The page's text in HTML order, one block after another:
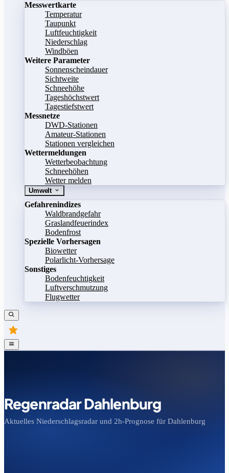
Messwertkarte
Temperatur
Taupunkt
Luftfeuchtigkeit
Niederschlag
Windböen
Weitere Parameter
Sonnenscheindauer
Sichtweite
Schneehöhe
Tageshöchstwert
Tagestiefstwert
Messnetze
DWD-Stationen
Amateur-Stationen
Stationen vergleichen
Wettermeldungen
Wetterbeobachtung
Schneehöhen
Wetter melden
Umwelt
Gefahrenindizes
Waldbrandgefahr
Graslandfeuerindex
Bodenfrost
Spezielle Vorhersagen
Biowetter
Polarlicht-Vorhersage
Sonstiges
Bodenfeuchtigkeit
Luftverschmutzung
Flugwetter
Regenradar Dahlenburg
Aktuelles Niederschlagsradar und 2h-Prognose für Dahlenburg